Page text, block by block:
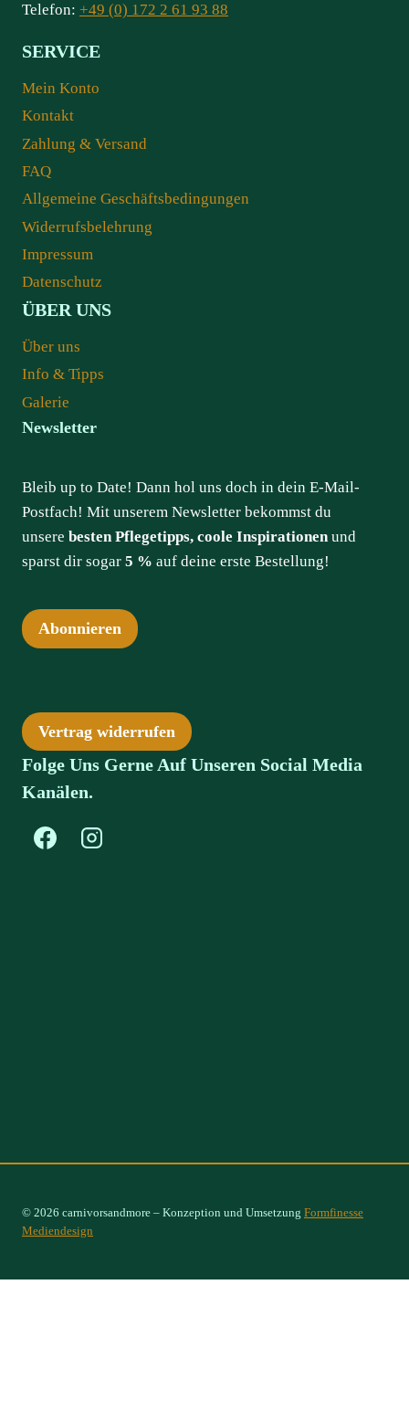
Telefon: +49 (0) 172 2 61 93 88
SERVICE
Mein Konto
Kontakt
Zahlung & Versand
FAQ
Allgemeine Geschäftsbedingungen
Widerrufsbelehrung
Impressum
Datenschutz
ÜBER UNS
Über uns
Info & Tipps
Galerie
Newsletter
Bleib up to Date! Dann hol uns doch in dein E-Mail-
Postfach! Mit unserem Newsletter bekommst du
unsere besten Pflegetipps, coole Inspirationenund
sparst dir sogar 5 % auf deine erste Bestellung!
Abonnieren
Vertrag widerrufen
Folge Uns Gerne Auf Unseren Social Media
Kanälen.
© 2026 carnivorsandmore – Konzeption und Umsetzung Formfinesse
Mediendesign